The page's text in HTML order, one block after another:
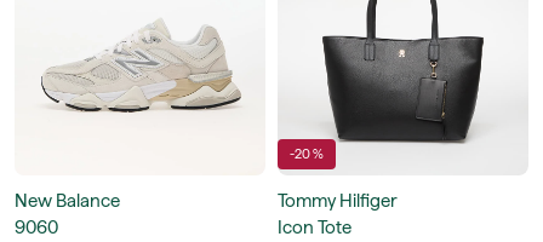
New Balance
9060
-20 %
Tommy Hilfiger
Icon Tote